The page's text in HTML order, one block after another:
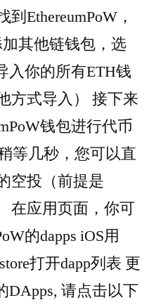
EthereumPoW，
其他链钱包，选
入你的所有ETH钱
方式导入） 接下来
钱包进行代币
等几秒，您可以直
空投（前提是
在应用页面，你可
的dapps iOS用
打开dapp列表 更
DApps, 请点击以下